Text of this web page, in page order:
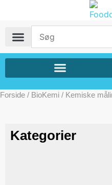
Forside / BioKemi / Kemiske
Kategorier